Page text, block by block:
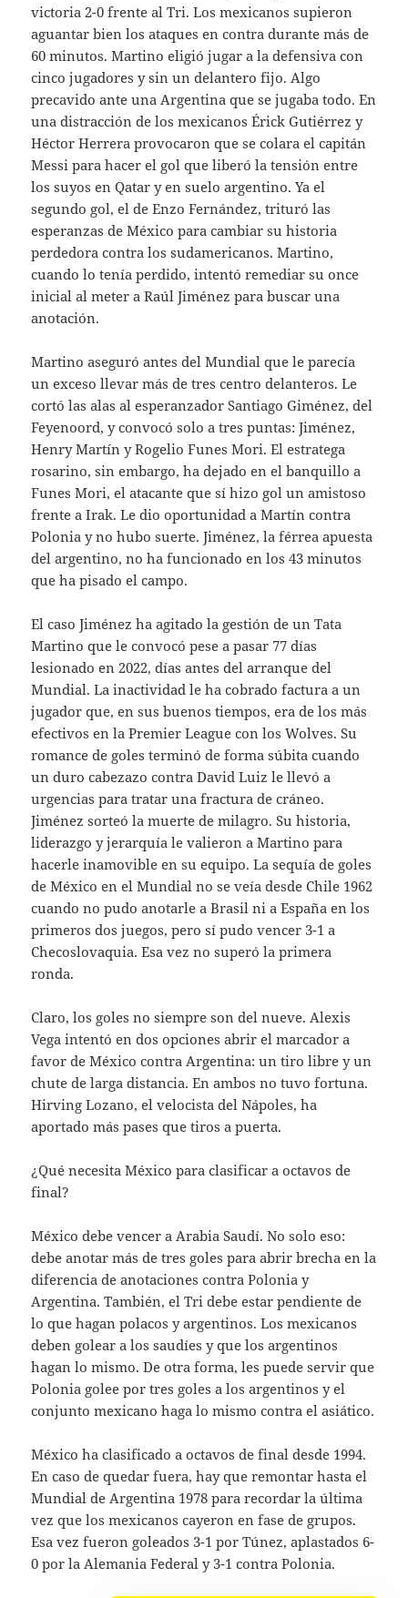
victoria 2-0 frente al Tri. Los mexicanos supieron
aguantar bien los ataques en contra durante más de
60 minutos. Martino eligió jugar a la defensiva con
cinco jugadores y sin un delantero fijo. Algo
precavido ante una Argentina que se jugaba todo. En
una distracción de los mexicanos Érick Gutiérrez y
Héctor Herrera provocaron que se colara el capitán
Messi para hacer el gol que liberó la tensión entre
los suyos en Qatar y en suelo argentino. Ya el
segundo gol, el de Enzo Fernández, trituró las
esperanzas de México para cambiar su historia
perdedora contra los sudamericanos. Martino,
cuando lo tenía perdido, intentó remediar su once
inicial al meter a Raúl Jiménez para buscar una
anotación.
Martino aseguró antes del Mundial que le parecía
un exceso llevar más de tres centro delanteros. Le
cortó las alas al esperanzador Santiago Giménez, del
Feyenoord, y convocó solo a tres puntas: Jiménez,
Henry Martín y Rogelio Funes Mori. El estratega
rosarino, sin embargo, ha dejado en el banquillo a
Funes Mori, el atacante que sí hizo gol un amistoso
frente a Irak. Le dio oportunidad a Martín contra
Polonia y no hubo suerte. Jiménez, la férrea apuesta
del argentino, no ha funcionado en los 43 minutos
que ha pisado el campo.
El caso Jiménez ha agitado la gestión de un Tata
Martino que le convocó pese a pasar 77 días
lesionado en 2022, días antes del arranque del
Mundial. La inactividad le ha cobrado factura a un
jugador que, en sus buenos tiempos, era de los más
efectivos en la Premier League con los Wolves. Su
romance de goles terminó de forma súbita cuando
un duro cabezazo contra David Luiz le llevó a
urgencias para tratar una fractura de cráneo.
Jiménez sorteó la muerte de milagro. Su historia,
liderazgo y jerarquía le valieron a Martino para
hacerle inamovible en su equipo. La sequía de goles
de México en el Mundial no se veía desde Chile 1962
cuando no pudo anotarle a Brasil ni a España en los
primeros dos juegos, pero sí pudo vencer 3-1 a
Checoslovaquia. Esa vez no superó la primera
ronda.
Claro, los goles no siempre son del nueve. Alexis
Vega intentó en dos opciones abrir el marcador a
favor de México contra Argentina: un tiro libre y un
chute de larga distancia. En ambos no tuvo fortuna.
Hirving Lozano, el velocista del Nápoles, ha
aportado más pases que tiros a puerta.
¿Qué necesita México para clasificar a octavos de
final?
México debe vencer a Arabia Saudí. No solo eso:
debe anotar más de tres goles para abrir brecha en la
diferencia de anotaciones contra Polonia y
Argentina. También, el Tri debe estar pendiente de
lo que hagan polacos y argentinos. Los mexicanos
deben golear a los saudíes y que los argentinos
hagan lo mismo. De otra forma, les puede servir que
Polonia golee por tres goles a los argentinos y el
conjunto mexicano haga lo mismo contra el asiático.
México ha clasificado a octavos de final desde 1994.
En caso de quedar fuera, hay que remontar hasta el
Mundial de Argentina 1978 para recordar la última
vez que los mexicanos cayeron en fase de grupos.
Esa vez fueron goleados 3-1 por Túnez, aplastados 6-
0 por la Alemania Federal y 3-1 contra Polonia.